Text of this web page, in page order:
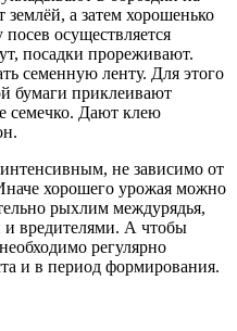
а затем хорошенько
осуществляется
посадки прореживают.
семенную ленту. Для этого
бумаги приклеивают
семечко. Дают клею
не зависимо от
хорошего урожая можно
рыхлим междурядья,
и вредителями. А чтобы
регулярно
и в период формирования.